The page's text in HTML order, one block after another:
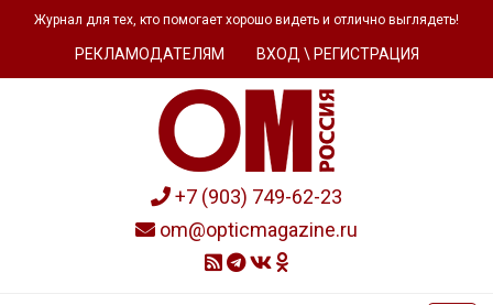
Журнал для тех, кто помогает хорошо видеть и отлично выглядеть!
РЕКЛАМОДАТЕЛЯМ ВХОД \ РЕГИСТРАЦИЯ
+7 (903) 749-62-23
om@opticmagazine.ru